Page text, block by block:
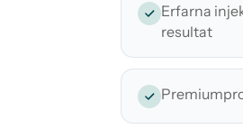
Erfarna
resultat